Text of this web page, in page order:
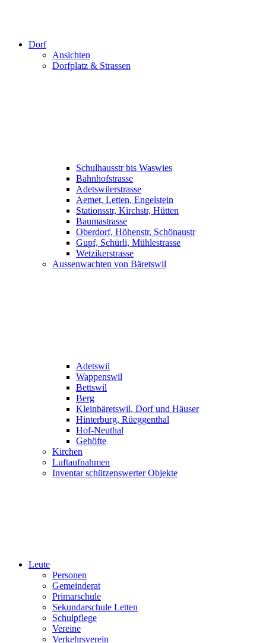
Dorf
Ansichten
Dorfplatz & Strassen
Schulhausstr bis Waswies
Bahnhofstrasse
Adetswilerstrasse
Aemet, Letten, Engelstein
Stationsstr, Kirchstr, Hütten
Baumastrasse
Oberdorf, Höhenstr, Schönaustr
Gupf, Schürli, Mühlestrasse
Wetzikerstrasse
Aussenwachten von Bäretswil
Adetswil
Wappenswil
Bettswil
Berg
Kleinbäretswil, Dorf und Häuser
Hinterburg, Rüeggenthal
Hof-Neuthal
Gehöfte
Kirchen
Luftaufnahmen
Inventar schützenswerter Objekte
Leute
Personen
Gemeinderat
Primarschule
Sekundarschule Letten
Schulpflege
Vereine
Verkehrsverein